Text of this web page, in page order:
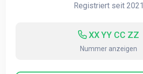
Registriert seit 2021
XX YY CC ZZ
Nummer anzeigen